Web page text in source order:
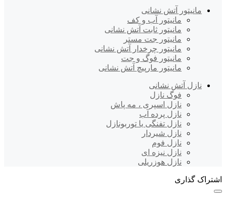
مانیتور آتش نشانی
مانیتور آب و کف
مانیتور ثابت آتش نشانی
مانیتور جت مستر
مانیتور چرخدار آتش نشانی
مانیتور فوگ و جت
مانیتور مارپیچ آتش نشانی
نازل آتش نشانی
فوگ نازل
نازل اسپری ، مه پاش
نازل پرده آب
نازل تفنگی یا توربونازل
نازل شیردار
نازل فوم
نازل نیزه ای
نازل هوزریلی
اشتراک گذاری